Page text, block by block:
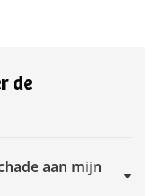
de
aan mijn